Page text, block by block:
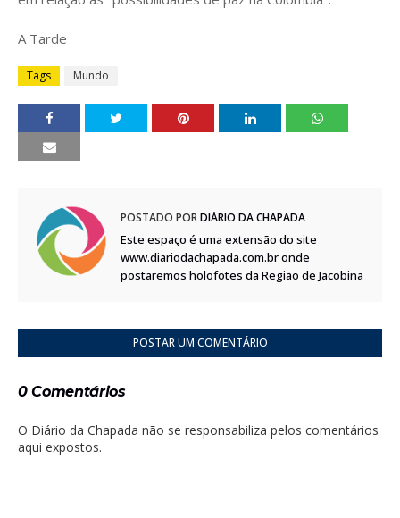
A Tarde
Tags Mundo
POSTADO PORDIÁRIO DA CHAPADA
Este espaço é uma extensão do site
www.diariodachapada.com.br onde
postaremos holofotes da Região de Jacobina
POSTAR UM COMENTÁRIO
0 Comentários
O Diário da Chapada não se responsabiliza pelos comentários
aqui expostos.